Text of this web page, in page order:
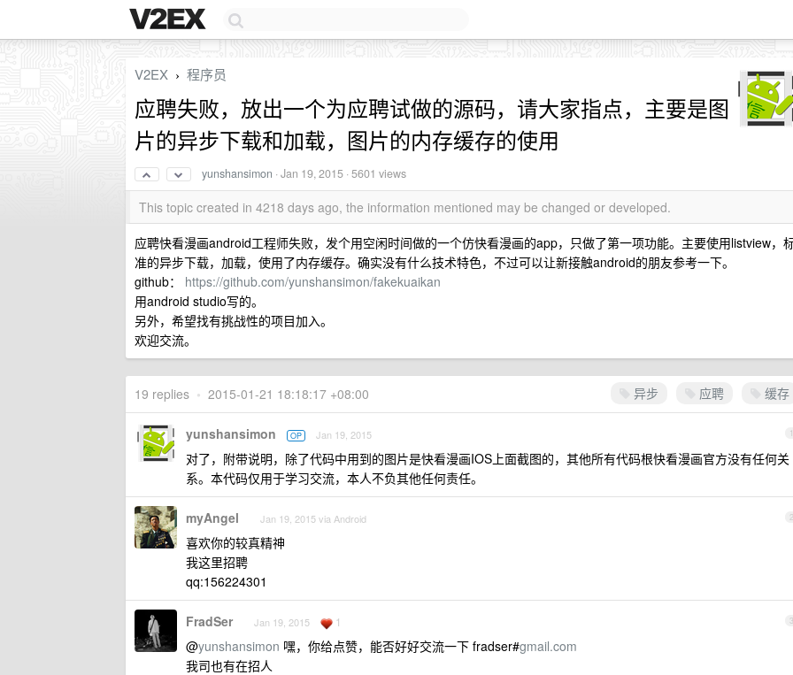
V2EX › 程序员
应聘失败，放出一个为应聘试做的源码，请大家指点，主要是图
片的异步下载和加载，图片的内存缓存的使用
yunshansimon ·Jan 19, 2015 · 5601 views
This topic created in 4218 days ago, the information mentioned may be changed or developed.
应聘快看漫画android工程师失败，发个用空闲时间做的一个仿快看漫画的app，只做了第一项功能。主要使用listview，
准的异步下载，加载，使用了内存缓存。确实没有什么技术特色，不过可以让新接触android的朋友参考一下。
github： https://github.com/yunshansimon/fakekuaikan
用android studio写的。
另外，希望找有挑战性的项目加入。
欢迎交流。
异步 应聘 缓存
19 replies • 2015-01-21 18:18:17 +08:00
1
yunshansimon OP Jan 19, 2015
对了，附带说明，除了代码中用到的图片是快看漫画IOS上面截图的，其他所有代码根快看漫画官方没有任何关
系。本代码仅用于学习交流，本人不负其他任何责任。
2
myAngel Jan 19, 2015 via Android
喜欢你的较真精神
我这里招聘
qq:156224301
3
FradSer Jan 19, 2015 1
@yunshansimon 嘿，你给点赞，能否好好交流一下 fradser#gmail.com
我司也有在招人